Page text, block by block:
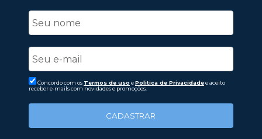
Concordo com os Termos de uso ePolitica de Privacidadee aceito
receber e-mails com novidades e promoções.
CADASTRAR